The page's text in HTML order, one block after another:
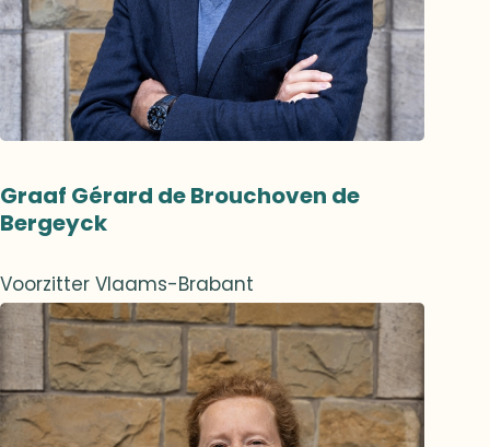
Graaf Gérard de Brouchoven de
Bergeyck
Voorzitter Vlaams-Brabant